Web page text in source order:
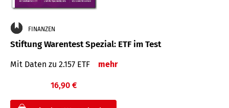
FINANZEN
Stiftung Warentest Spezial: ETF im Test
Mit Daten zu 2.157 ETF mehr
16,90 €